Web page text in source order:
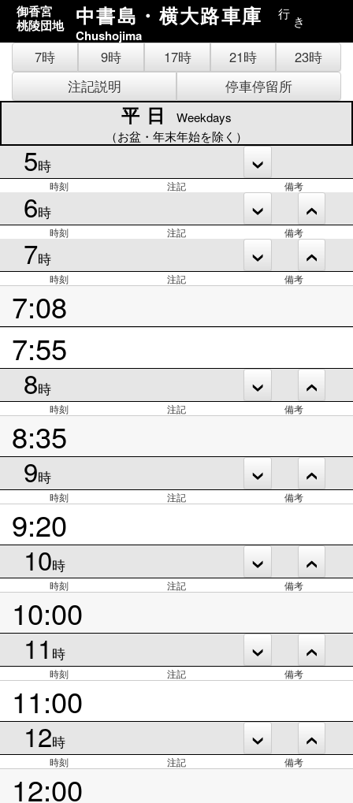
御香宮
桃陵団地
中書島・横大路車庫 行 き
Chushojima
7時 9時 17時 21時
23時
注記説明
停車停留所
平日
Weekdays
（お盆・年末年始を除く）
5時
時刻 注記 備考
6時
時刻 注記 備考
7時
時刻 注記 備考
7:08
7:55
8時
時刻 注記 備考
8:35
9時
時刻 注記 備考
9:20
10時
時刻 注記 備考
10:00
11 時
時刻 注記 備考
11:00
12時
時刻 注記 備考
12:00